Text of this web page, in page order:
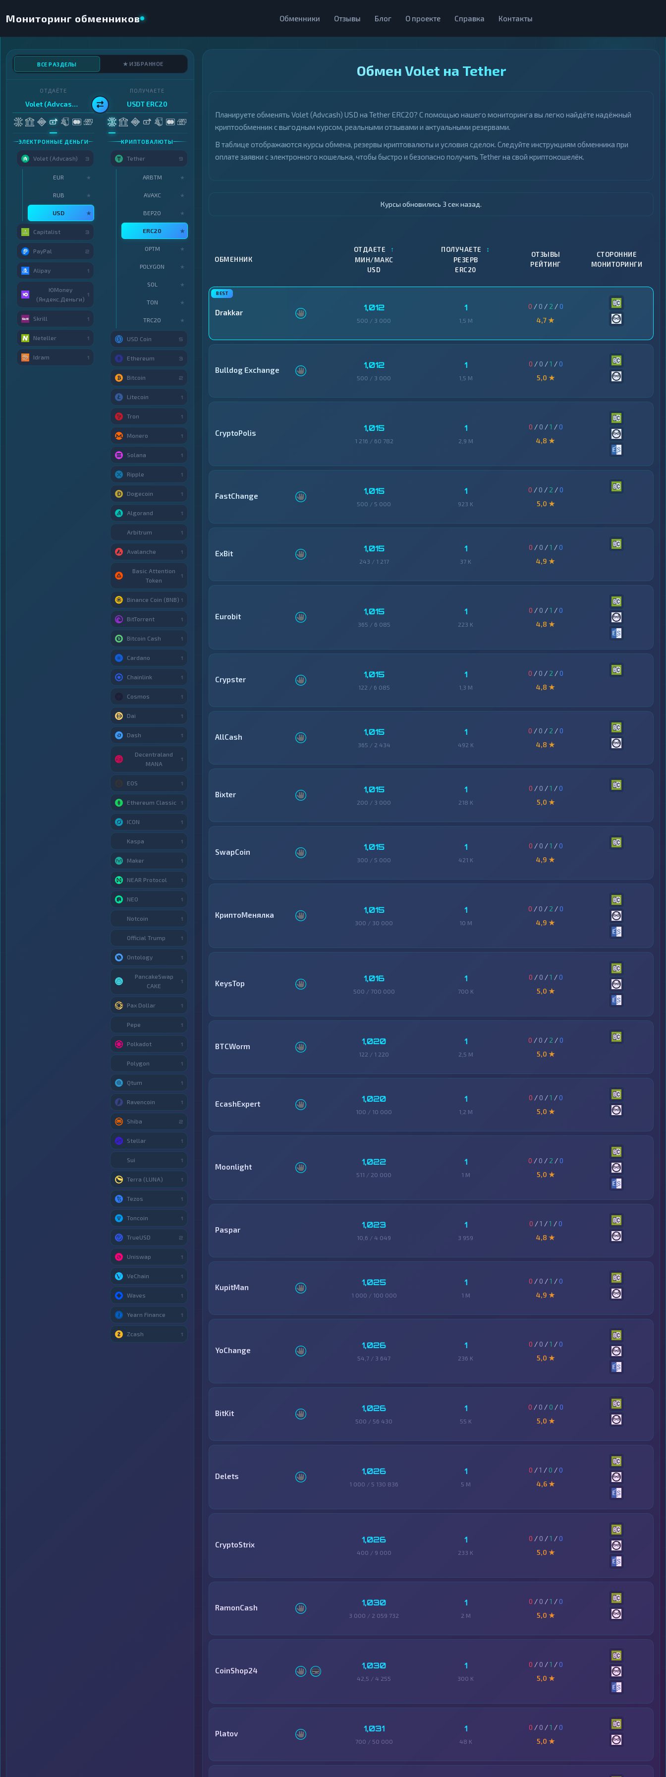
Мониторинг обменников Обменники Отзывы Блог О проекте Справка Контакты
Обмен Volet на Tether
Планируете обменять Volet (Advcash) USD на Tether ERC20? С помощью нашего мониторинга вы легко найдёте надёжный
криптообменник с выгодным курсом, реальными отзывами и актуальными резервами.
В таблице отображаются курсы обмена, резервы криптовалюты и условия сделок. Следуйте инструкциям обменника при
оплате заявки с электронного кошелька, чтобы быстро и безопасно получить Tether на свой криптокошелёк.
Курсы обновились 4 сек назад.
ОБМЕННИК
ОТДАЕТЕ ↑
МИН/МАКС
USD
ПОЛУЧАЕТЕ ↕
РЕЗЕРВ
ERC20
ОТЗЫВЫ
РЕЙТИНГ
СТОРОННИЕ
МОНИТОРИНГИ
Drakkar 1,012
500 / 3 000
1
1,5 M
0 / 0 / 2 /0
4,7 ★
Bulldog Exchange 1,012
500 / 3 000
1
1,5 M
0 / 0 /1 /0
5,0 ★
CryptoPolis 1,015
1 216 / 60 782
1
2,9 M
0 / 0 /1 /0
4,8 ★
FastChange 1,015
500 / 5 000
1
923 K
0 / 0 / 2 /0
5,0 ★
ExBit 1,015
243 / 1 217
1
37 K
0 / 0 /1 /0
4,9 ★
Eurobit 1,015
365 / 6 085
1
223 K
0 / 0 /1 /0
4,8 ★
Crypster 1,015
122 / 6 085
1
1,3 M
0 / 0 / 2 /0
4,8 ★
AllCash 1,015
365 / 2 434
1
492 K
0 / 0 / 2 /0
4,8 ★
Bixter 1,015
200 / 3 000
1
218 K
0 / 0 /1 /0
5,0 ★
SwapCoin 1,015
300 / 5 000
1
421 K
0 / 0 /1 /0
4,9 ★
КриптоМенялка 1,015
300 / 30 000
1
10 M
0 / 0 / 2 /0
4,9 ★
KeysTop 1,016
500 / 700 000
1
700 K
0 / 0 /1 /0
5,0 ★
BTCWorm 1,020
122 / 1 220
1
2,5 M
0 / 0 / 2 /0
5,0 ★
EcashExpert 1,020
100 / 10 000
1
1,2 M
0 / 0 /1 /0
5,0 ★
Moonlight 1,022
511 / 20 000
1
1 M
0 / 0 / 2 /0
5,0 ★
Paspar 1,023
10,6 / 4 049
1
3 959
0 /1 /1 /0
4,8 ★
KupitMan 1,025
1 000 / 100 000
1
1 M
0 / 0 /1 /0
4,9 ★
YoChange 1,026
54,7 / 3 647
1
236 K
0 / 0 /1 /0
5,0 ★
BitKit 1,026
500 / 56 430
1
55 K
0 / 0 / 0 /0
5,0 ★
Delets 1,026
1 000 / 5 130 836
1
5 M
0 /1 / 0 /0
4,6 ★
CryptoStrix 1,026
400 / 9 000
1
233 K
0 / 0 /1 /0
5,0 ★
RamonCash 1,030
3 000 / 2 059 732
1
2 M
0 / 0 /1 /0
5,0 ★
CoinShop24 1,030
42,5 / 4 255
1
300 K
0 / 0 /1 /0
5,0 ★
Platov 1,031
700 / 50 000
1
48 K
0 / 0 /1 /0
5,0 ★
ВСЕ РАЗДЕЛЫ ★ ИЗБРАННОЕ
ОТДАЁТЕ
Volet (Advcash) · USD
ЭЛЕКТРОННЫЕ ДЕНЬГИ
Volet (Advcash) 3
EUR ★
RUB ★
USD ★
Capitalist 3
PayPal 2
Alipay 1
ЮMoney
(Яндекс.Деньги)
1
Skrill 1
Neteller 1
Idram 1
ПОЛУЧАЕТЕ
USDT ERC20
КРИПТОВАЛЮТЫ
Tether 9
ARBTM ★
AVAXC ★
BEP20 ★
ERC20 ★
OPTM ★
POLYGON ★
SOL ★
TON ★
TRC20 ★
USD Coin 5
Ethereum 3
Bitcoin 2
Litecoin 1
Tron 1
Monero 1
Solana 1
Ripple 1
Dogecoin 1
Algorand 1
Arbitrum 1
Avalanche 1
Basic Attention
Token
1
Binance Coin (BNB) 1
BitTorrent 1
Bitcoin Cash 1
Cardano 1
Chainlink 1
Cosmos 1
Dai 1
Dash 1
Decentraland
MANA
1
EOS 1
Ethereum Classic 1
ICON 1
Kaspa 1
Maker 1
NEAR Protocol 1
NEO 1
Notcoin 1
Official Trump 1
Ontology 1
PancakeSwap
CAKE
1
Pax Dollar 1
Pepe 1
Polkadot 1
Polygon 1
Qtum 1
Ravencoin 1
Shiba 2
Stellar 1
Sui 1
Terra (LUNA) 1
Tezos 1
Toncoin 1
TrueUSD 2
Uniswap 1
VeChain 1
Waves 1
Yearn Finance 1
Zcash 1